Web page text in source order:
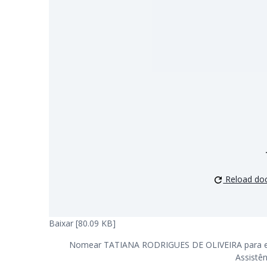
Reload
Baixar [80.09 KB]
Nomear TATIANA RODRIGUES DE OLIVEIRA